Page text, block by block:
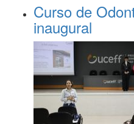
Curso de
inaugural